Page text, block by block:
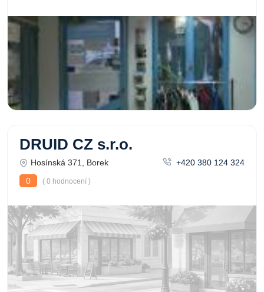
DRUID CZ s.r.o.
Hosínská 371, Borek
+420 380 124 324
0
( 0 hodnocení )